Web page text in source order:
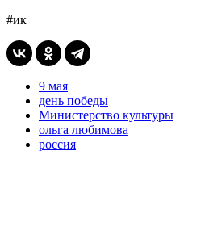
#ик
9 мая
день победы
Министерство культуры
ольга любимова
россия